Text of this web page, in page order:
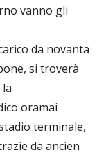
vanno gli
da novanta
si troverà
oramai
terminale,
da ancien